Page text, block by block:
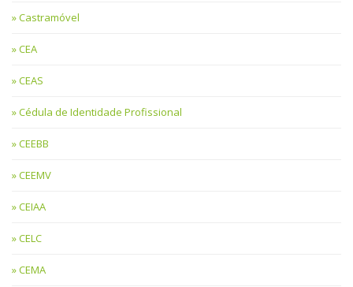
Castramóvel
CEA
CEAS
Cédula de Identidade Profissional
CEEBB
CEEMV
CEIAA
CELC
CEMA